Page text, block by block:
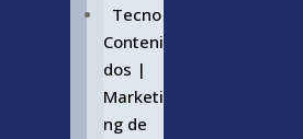
Tecno
Conteni
dos |
Marketi
ng de